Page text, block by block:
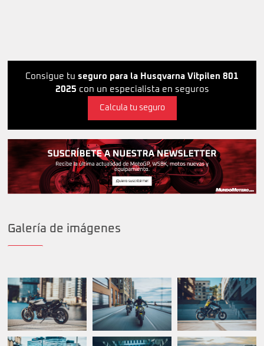
Consigue tu seguro para la Husqvarna Vitpilen 801
2025 con un especialista en seguros
Calcula tu seguro
Galería de imágenes